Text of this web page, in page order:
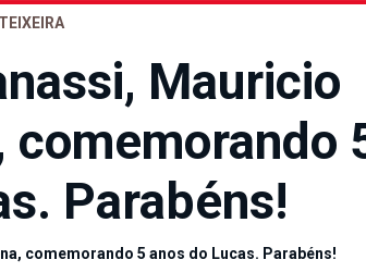
Mauricio
comemorando
Parabéns!
comemorando 5 anos do Lucas. Parabéns!